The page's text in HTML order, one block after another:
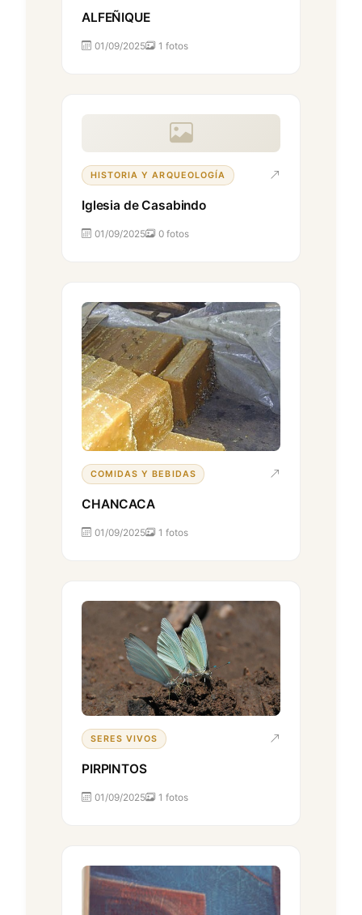
ALFEÑIQUE
01/09/2025 1 fotos
HISTORIA Y ARQUEOLOGÍA
Iglesia de Casabindo
01/09/2025 0 fotos
COMIDAS Y BEBIDAS
CHANCACA
01/09/2025 1 fotos
SERES VIVOS
PIRPINTOS
01/09/2025 1 fotos